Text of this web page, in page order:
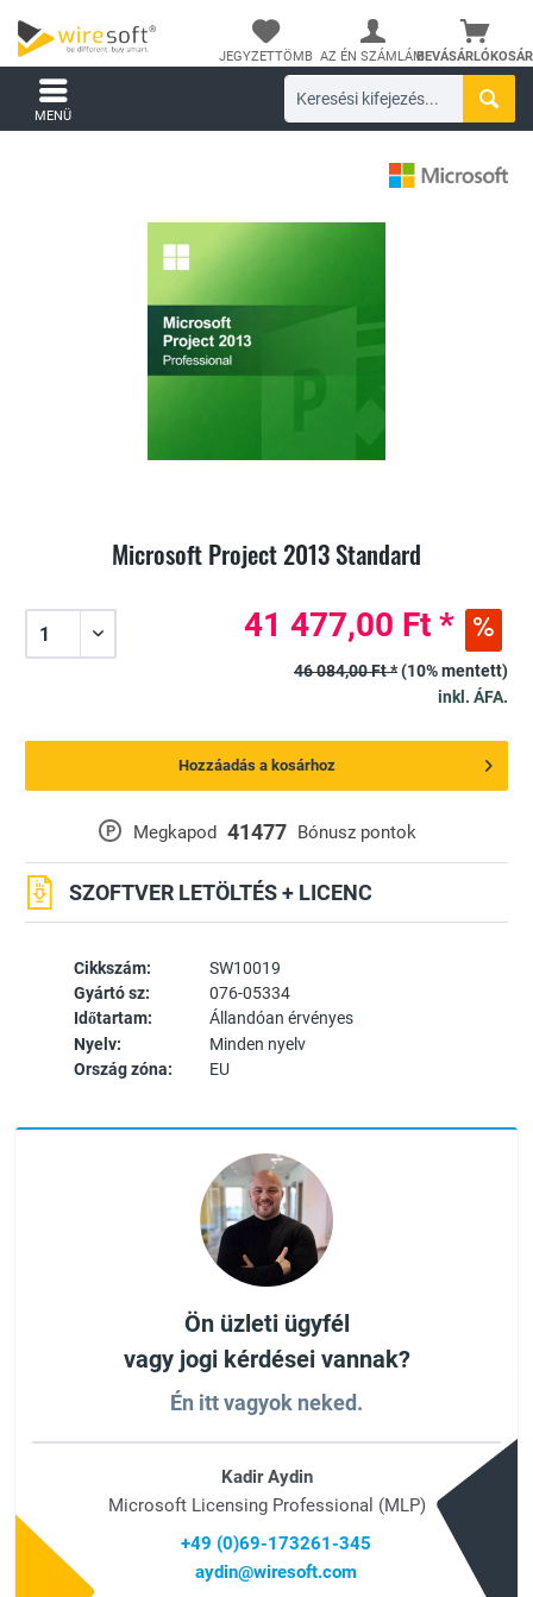
BEVÁSÁRLÓKOSÁR
JEGYZETTÖMB AZ ÉN SZÁMLÁM
MENÜ
Microsoft Project 2013 Standard
Cikkszám:
SW10019
Gyártó sz:
076-05334
Időtartam:
Állandóan érvényes
Nyelv:
Minden nyelv
Ország zóna:
EU
P Megkapod 41477 Bónusz pontok
SZOFTVER LETÖLTÉS + LICENC
41 477,00 Ft *
46 084,00 Ft *(10% mentett)
inkl. ÁFA.
Hozzáadás a kosárhoz
Ön üzleti ügyfél
vagy jogi kérdései vannak?
Én itt vagyok neked.
Kadir Aydin
Microsoft Licensing Professional (MLP)
+49 (0)69-173261-345
aydin@wiresoft.com